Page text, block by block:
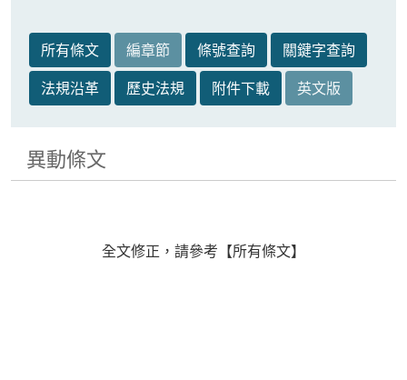
所有條文 編章節 條號查詢
關鍵字查詢
法規沿革
歷史法規 附件下載 英文版
異動條文
全文修正，請參考【所有條文】